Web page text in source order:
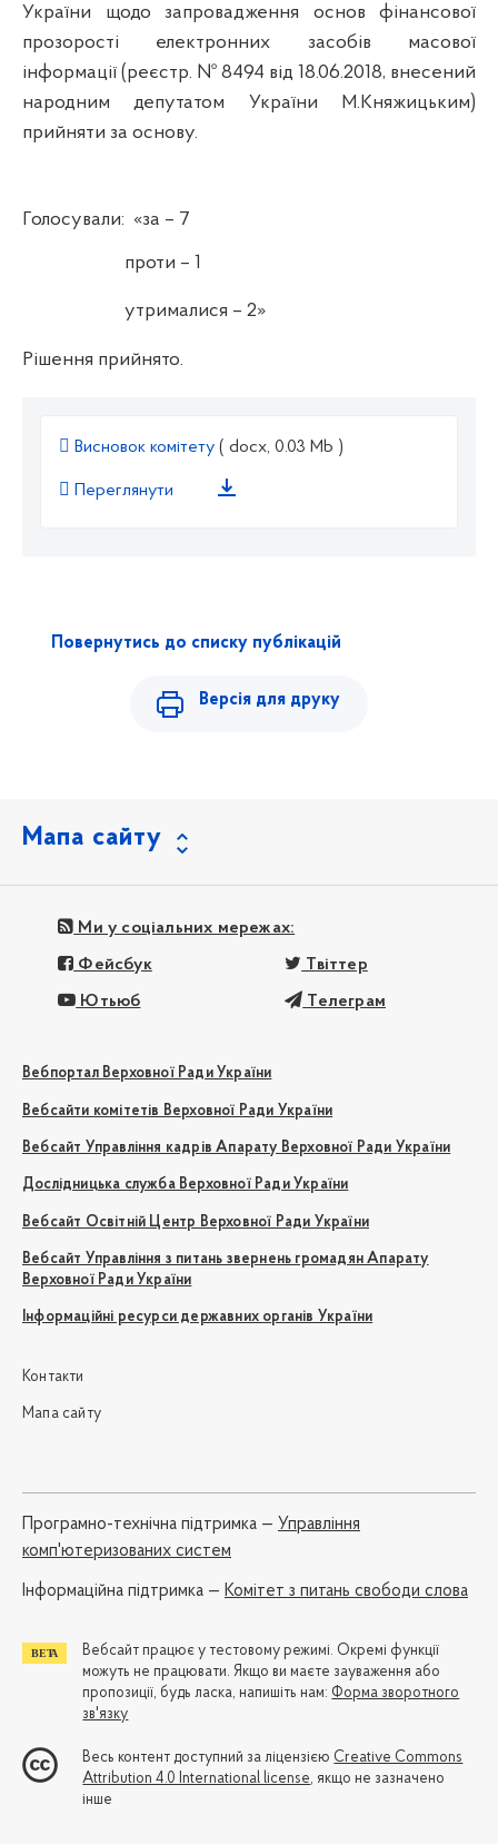
України щодо запровадження основ фінансової
прозорості електронних засобів масової
інформації (реєстр. № 8494 від 18.06.2018, внесений
народним депутатом України М.Княжицьким)
прийняти за основу.
Голосували: «за – 7
проти – 1
утрималися – 2»
Рішення прийнято.
Висновок комітету ( docx, 0.03 Mb )
Переглянути
Повернутись до списку публікацій
Версія для друку
Мапа сайту
Ми у соціальних мережах:
Фейсбук Твіттер
Ютьюб Телеграм
Вебпортал Верховної Ради України
Вебсайти комітетів Верховної Ради України
Вебсайт Управління кадрів Апарату Верховної Ради України
Дослідницька служба Верховної Ради України
Вебсайт Освітній Центр Верховної Ради України
Вебсайт Управління з питань звернень громадян Апарату
Верховної Ради України
Інформаційні ресурси державних органів України
Контакти
Мапа сайту
Програмно-технічна підтримка — Управління
комп'ютеризованих систем
Iнформаційна підтримка — Комітет з питань свободи слова
Вебсайт працює у тестовому режимі. Окремі функції
можуть не працювати. Якщо ви маєте зауваження або
пропозиції, будь ласка, напишіть нам: Форма зворотного
зв'язку
Весь контент доступний за ліцензією Creative Commons
Attribution 4.0 International license, якщо не зазначено
інше